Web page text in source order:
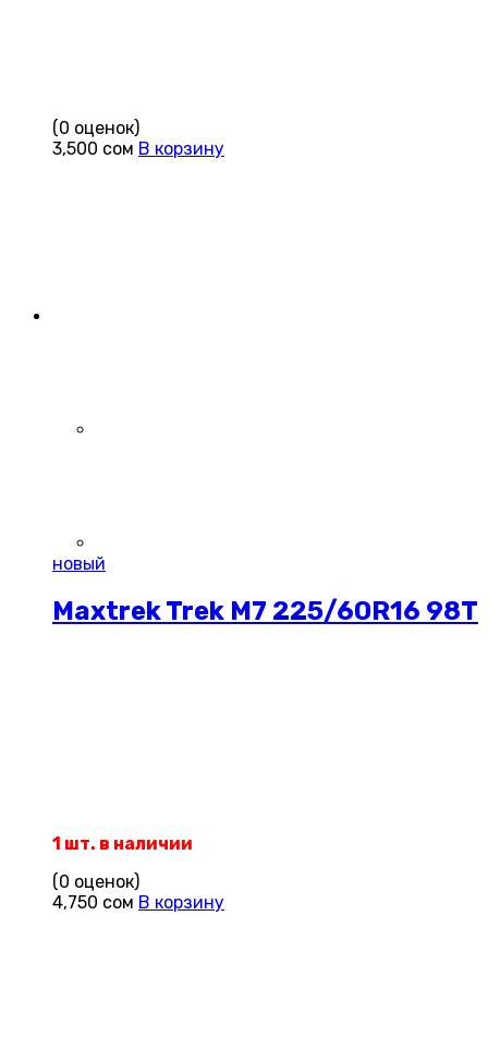
(0 оценок)
3,500 сом В корзину
новый
Maxtrek Trek M7 225/60R16 98T
1 шт. в наличии
(0 оценок)
4,750 сом В корзину